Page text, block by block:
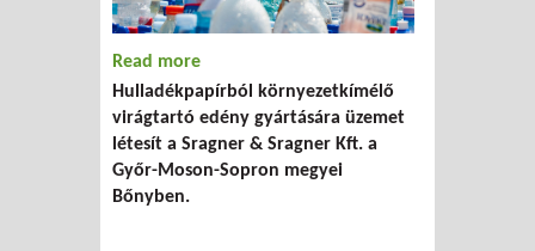
Read more
Hulladékpapírból környezetkímélő
virágtartó edény gyártására üzemet
létesít a Sragner & Sragner Kft. a
Győr-Moson-Sopron megyei
Bőnyben.